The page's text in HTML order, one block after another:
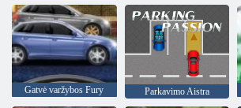
Gatvė varžybos Fury Parkavimo Aistra